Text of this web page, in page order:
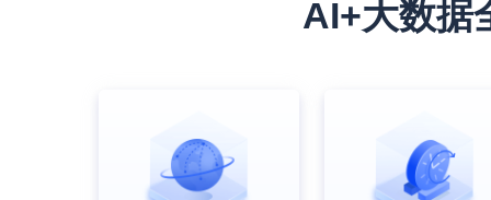
AI+大数据